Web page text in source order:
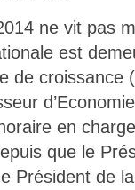
ne vit pas
est
de croissance
en
que le
Président de